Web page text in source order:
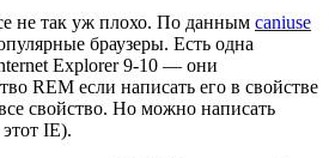
не так уж плохо. По данным caniuse
браузеры. Есть одна
Explorer 9-10 — они
REM если написать его в свойстве
свойство. Но можно написать
IE).